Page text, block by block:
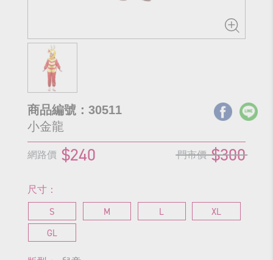
商品編號：30511
小金龍
網路價 $240 門市價 $300
尺寸：
S M L
XL
GL